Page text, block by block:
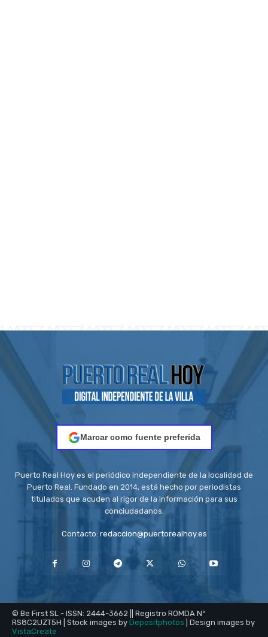
Marcar como fuente preferida
Puerto Real Hoy es el periódico independiente de la localidad de
Puerto Real. Fundado en 2014, está hecho por periodistas
titulados que acuden al rigor de la información para sus
conciudadanos.
Contacto: redaccion@puertorealhoy.es
© Be First SL - ISSN: 2444-3662 || Registro ROMDA Nº
RS8C2UZT5H | Stock images by Depositphotos | Design images by
VistaCreate